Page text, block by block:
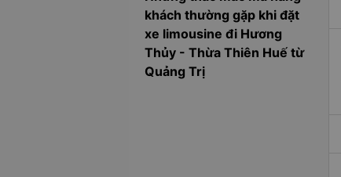
khách thường gặp khi đặt
xe limousine đi Hương
Thủy - Thừa Thiên Huế từ
Quảng Trị